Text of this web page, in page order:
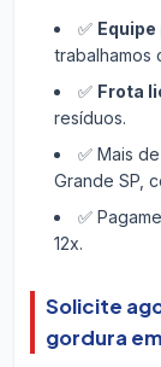
✅
trabalhamos
✅ Frota
resíduos.
✅ Mais de
Grande SP,
✅
12x.
Solicite
gordura